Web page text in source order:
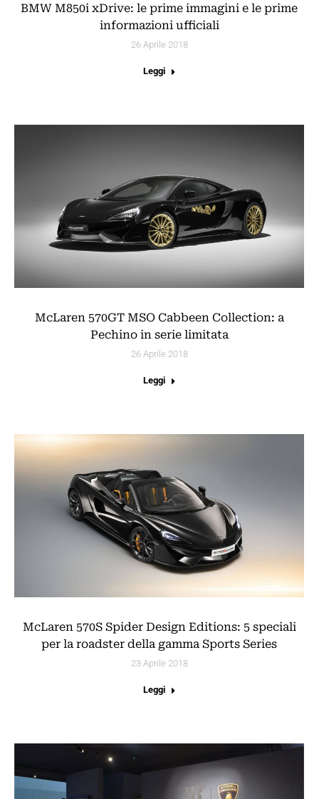
BMW M850i xDrive: le prime immagini e le prime
informazioni ufficiali
26 Aprile 2018
Leggi
McLaren 570GT MSO Cabbeen Collection: a
Pechino in serie limitata
26 Aprile 2018
Leggi
McLaren 570S Spider Design Editions: 5 speciali
per la roadster della gamma Sports Series
23 Aprile 2018
Leggi